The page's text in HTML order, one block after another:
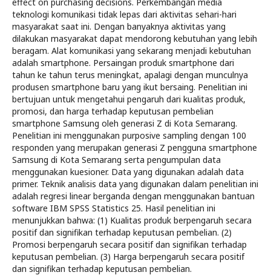
teknologi komunikasi tidak lepas dari aktivitas sehari-hari
masyarakat saat ini. Dengan banyaknya aktivitas yang
dilakukan masyarakat dapat mendorong kebutuhan yang lebih
beragam. Alat komunikasi yang sekarang menjadi kebutuhan
adalah smartphone. Persaingan produk smartphone dari
tahun ke tahun terus meningkat, apalagi dengan munculnya
produsen smartphone baru yang ikut bersaing. Penelitian ini
bertujuan untuk mengetahui pengaruh dari kualitas produk,
promosi, dan harga terhadap keputusan pembelian
smartphone Samsung oleh generasi Z di Kota Semarang.
Penelitian ini menggunakan purposive sampling dengan 100
responden yang merupakan generasi Z pengguna smartphone
Samsung di Kota Semarang serta pengumpulan data
menggunakan kuesioner. Data yang digunakan adalah data
primer. Teknik analisis data yang digunakan dalam penelitian ini
adalah regresi linear berganda dengan menggunakan bantuan
software IBM SPSS Statistics 25. Hasil penelitian ini
menunjukkan bahwa: (1) Kualitas produk berpengaruh secara
positif dan signifikan terhadap keputusan pembelian. (2)
Promosi berpengaruh secara positif dan signifikan terhadap
keputusan pembelian. (3) Harga berpengaruh secara positif
dan signifikan terhadap keputusan pembelian.